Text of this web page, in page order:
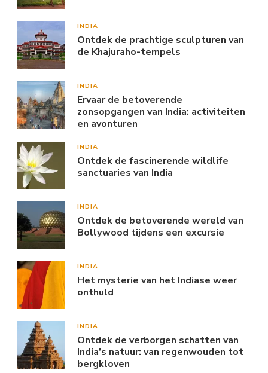
INDIA
Ontdek de prachtige sculpturen van
de Khajuraho-tempels
INDIA
Ervaar de betoverende
zonsopgangen van India: activiteiten
en avonturen
INDIA
Ontdek de fascinerende wildlife
sanctuaries van India
INDIA
Ontdek de betoverende wereld van
Bollywood tijdens een excursie
INDIA
Het mysterie van het Indiase weer
onthuld
INDIA
Ontdek de verborgen schatten van
India’s natuur: van regenwouden tot
bergkloven